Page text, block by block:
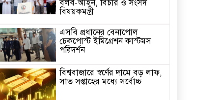
বলব-আইন, বিচার ও সংসদ
বিষয়কমন্ত্রী
এসবি প্রধানের বেনাপোল
চেকপোস্ট ইমিগ্রেশন কাস্টমস
পরিদর্শন
বিশ্ববাজারে স্বর্ণের দামে বড় লাফ,
সাত সপ্তাহের মধ্যে সর্বোচ্চ